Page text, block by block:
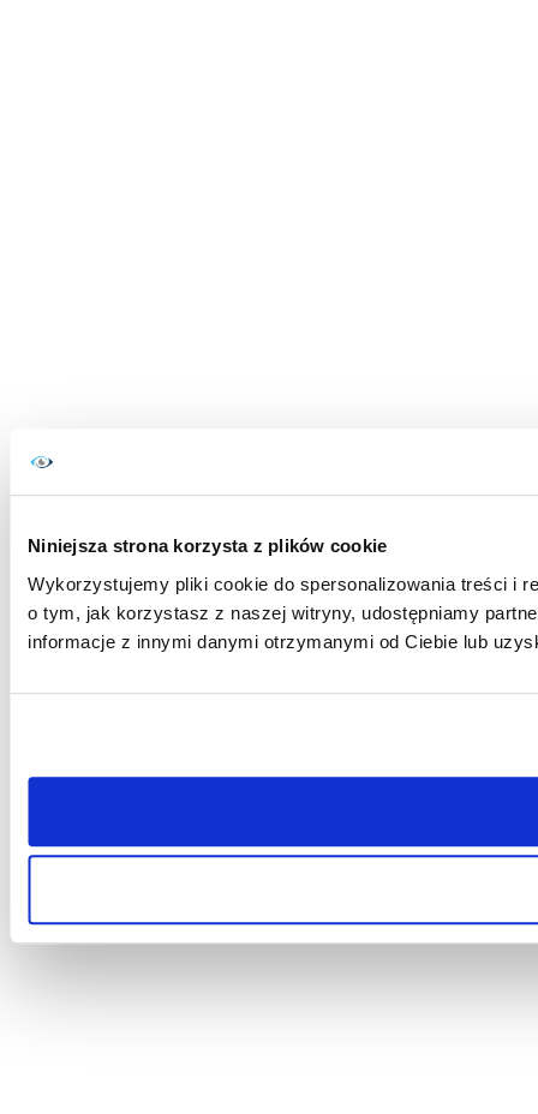
Niniejsza strona korzysta z plików cookie
Wykorzystujemy pliki cookie do spersonalizowania treści i
o tym, jak korzystasz z naszej witryny, udostępniamy
informacje z innymi danymi otrzymanymi od Ciebie lub